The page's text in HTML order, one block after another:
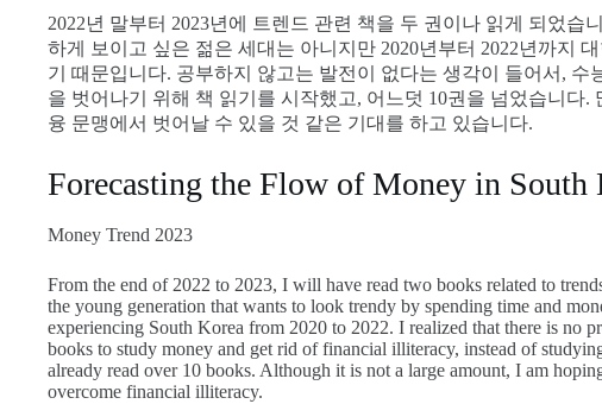
2022년 말부터 2023년에 트렌드 관련 책을 두 권이나 읽게 되었습
하게 보이고 싶은 젊은 세대는 아니지만 2020년부터 2022년까지
기 때문입니다. 공부하지 않고는 발전이 없다는 생각이 들어서, 수
을 벗어나기 위해 책 읽기를 시작했고, 어느덧 10권을 넘었습니다.
융 문맹에서 벗어날 수 있을 것 같은 기대를 하고 있습니다.
Forecasting the Flow of Money in
Money Trend 2023
From the end of 2022 to 2023, I will have read two books related to
the young generation that wants to look trendy by spending time and
experiencing South Korea from 2020 to 2022. I realized that there is no
books to study money and get rid of financial illiteracy, instead of
already read over 10 books. Although it is not a large amount, I am
overcome financial illiteracy.